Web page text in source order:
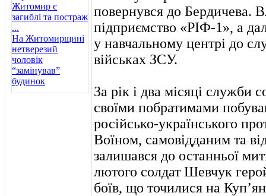
Житомир є
загиблі та постраж
...
На Житомирщині
нетверезий
чоловік
“замінував”
будинок
повернувся до Бердичева.
підприємство «РІФ-1», а
у навчальному центрі до
військах ЗСУ.
За рік і два місяці служби
своїми побратимами
російсько-українського
Воїном, самовідданим та
залишався до останньої
лютого солдат Шевчук
боїв, що точилися на